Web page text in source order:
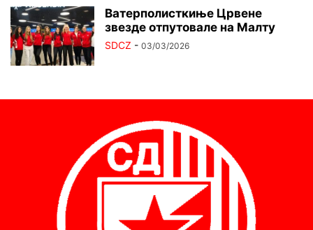
Ватерполисткиње Црвене
звезде отпутовале на Малту
SDCZ - 03/03/2026